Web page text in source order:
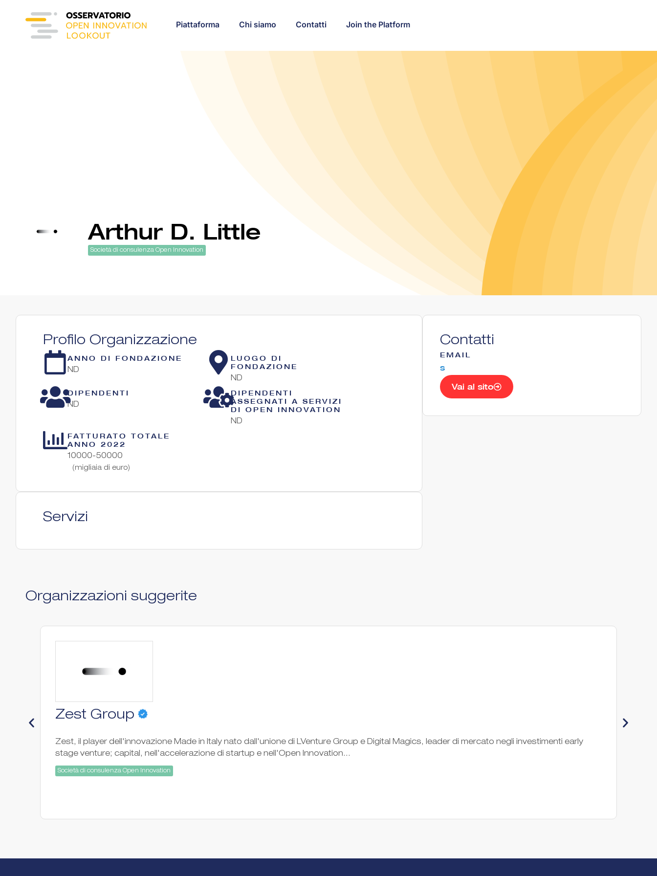
Piattaforma Chi siamo Contatti Join the Platform
Arthur D. Little
Società di consulenza Open Innovation
Profilo Organizzazione
ANNO DI FONDAZIONE
ND
LUOGO DI
FONDAZIONE
ND
DIPENDENTI
ND
DIPENDENTI
ASSEGNATI A SERVIZI
DI OPEN INNOVATION
ND
FATTURATO TOTALE
ANNO 2022
10000-50000
(migliaia di euro)
Servizi
Contatti
EMAIL
s
Vai al sito
Organizzazioni suggerite
Zest Group
Zest, il player dell'innovazione Made in Italy nato dall'unione di LVenture Group e Digital Magics, leader di mercato negli investimenti early
stage venture; capital, nell'accelerazione di startup e nell'Open Innovation...
Società di consulenza Open Innovation